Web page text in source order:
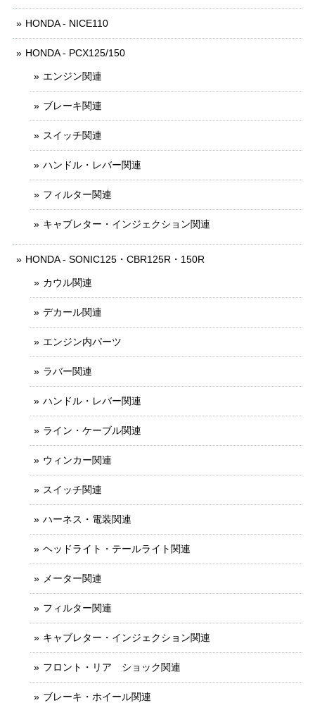
HONDA - NICE110
HONDA - PCX125/150
エンジン関連
ブレーキ関連
スイッチ関連
ハンドル・レバー関連
フィルター関連
キャブレター・インジェクション関連
HONDA - SONIC125・CBR125R・150R
カウル関連
デカール関連
エンジン内パーツ
ラバー関連
ハンドル・レバー関連
ライン・ケーブル関連
ウィンカー関連
スイッチ関連
ハーネス・電装関連
ヘッドライト・テールライト関連
メーター関連
フィルター関連
キャブレター・インジェクション関連
フロント・リア ショック関連
ブレーキ・ホイール関連